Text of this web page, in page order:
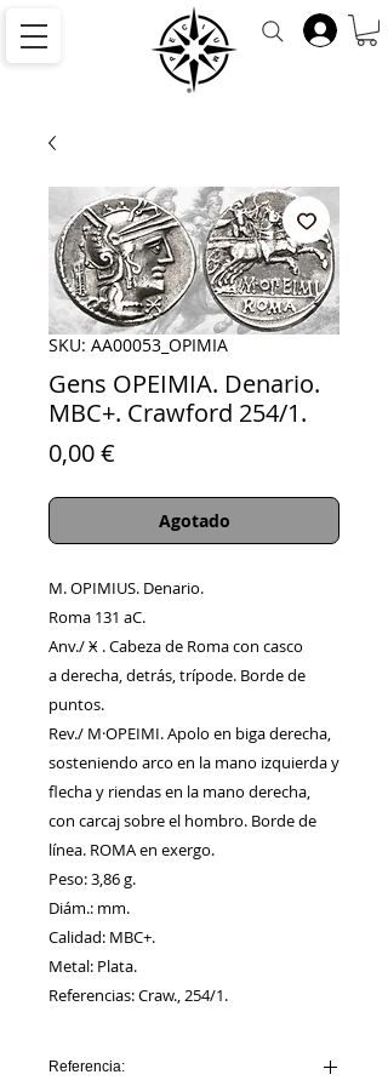
SKU: AA00053_OPIMIA
Gens OPEIMIA. Denario.
MBC+. Crawford 254/1.
0,00 €
Agotado
M. OPIMIUS. Denario.
Roma 131 aC.
Anv./ Ӿ . Cabeza de Roma con casco
a derecha, detrás, trípode. Borde de
puntos.
Rev./ M·OPEIMI. Apolo en biga derecha,
sosteniendo arco en la mano izquierda y
flecha y riendas en la mano derecha,
con carcaj sobre el hombro. Borde de
línea. ROMA en exergo.
Peso: 3,86 g.
Diám.: mm.
Calidad: MBC+.
Metal: Plata.
Referencias: Craw., 254/1.
Referencia: